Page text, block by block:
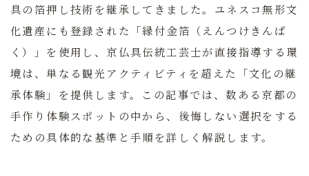
具の箔押し技術を継承してきました。ユネスコ無形文
化遺産にも登録された「縁付金箔（えんつけきんぱ
く）」を使用し、京仏具伝統工芸士が直接指導する環
境は、単なる観光アクティビティを超えた「文化の継
承体験」を提供します。この記事では、数ある京都の
手作り体験スポットの中から、後悔しない選択をする
ための具体的な基準と手順を詳しく解説します。